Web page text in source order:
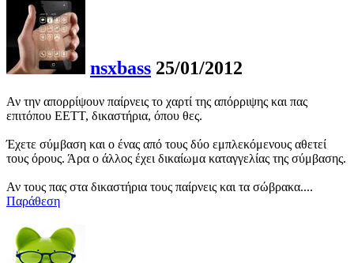
nsxbass 25/01/2012
Αν την απορρίψουν παίρνεις το χαρτί της απόρριψης και πας
επιτόπου ΕΕΤΤ, δικαστήρια, όπου θες.
Έχετε σύμβαση και ο ένας από τους δύο εμπλεκόμενους αθετεί
τους όρους. Άρα ο άλλος έχει δικαίωμα καταγγελίας της σύμβασης.
Αν τους πας στα δικαστήρια τους παίρνεις και τα σώβρακα....
Παράθεση